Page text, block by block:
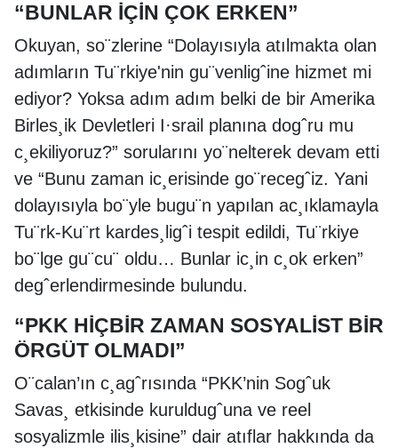
“BUNLAR İÇİN ÇOK ERKEN”
Okuyan, so¨zlerine “Dolayısıyla atılmakta olan
adımların Tu¨rkiye'nin gu¨venligˆine hizmet mi
ediyor? Yoksa adım adım belki de bir Amerika
Birles¸ik Devletleri I·srail planına dogˆru mu
c¸ekiliyoruz?” sorularını yo¨nelterek devam etti
ve “Bunu zaman ic¸erisinde go¨recegˆiz. Yani
dolayısıyla bo¨yle bugu¨n yapılan ac¸ıklamayla
Tu¨rk-Ku¨rt kardes¸ligˆi tespit edildi, Tu¨rkiye
bo¨lge gu¨cu¨ oldu… Bunlar ic¸in c¸ok erken”
degˆerlendirmesinde bulundu.
“PKK HİÇBİR ZAMAN SOSYALİST BİR
ÖRGÜT OLMADI”
O¨calan’ın c¸agˆrısında “PKK’nin Sogˆuk
Savas¸ etkisinde kuruldugˆuna ve reel
sosyalizmle ilis¸kisine” dair atıflar hakkında da